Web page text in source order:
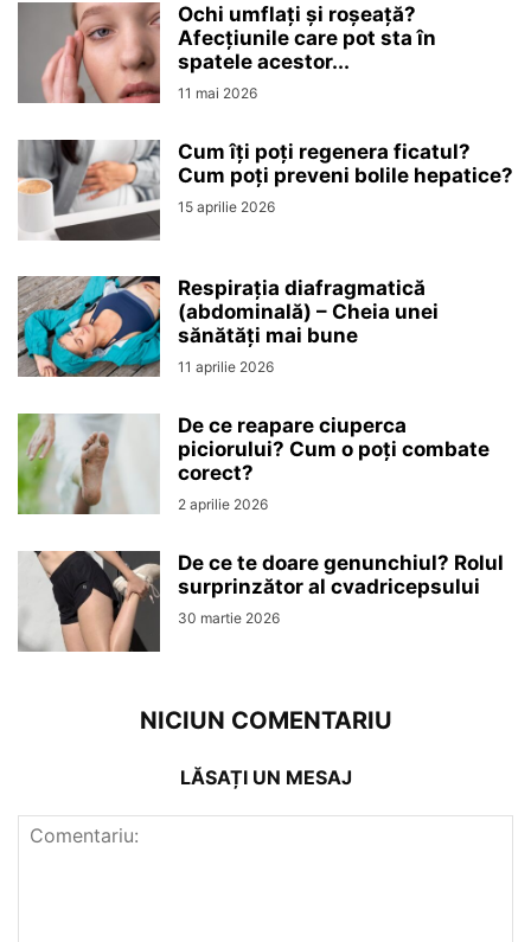
Ochi umflați și roșeață?
Afecțiunile care pot sta în
spatele acestor...
11 mai 2026
Cum îți poți regenera ficatul?
Cum poți preveni bolile hepatice?
15 aprilie 2026
Respirația diafragmatică
(abdominală) – Cheia unei
sănătăți mai bune
11 aprilie 2026
De ce reapare ciuperca
piciorului? Cum o poți combate
corect?
2 aprilie 2026
De ce te doare genunchiul? Rolul
surprinzător al cvadricepsului
30 martie 2026
NICIUN COMENTARIU
LĂSAȚI UN MESAJ